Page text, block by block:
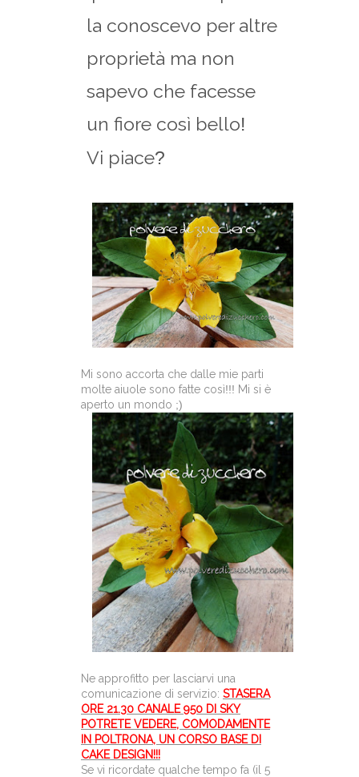
la conoscevo per altre
proprietà ma non
sapevo che facesse
un fiore così bello!
Vi piace?
Mi sono accorta che dalle mie parti
molte aiuole sono fatte così!!! Mi si è
aperto un mondo ;)
Ne approfitto per lasciarvi una
comunicazione di servizio: STASERA
ORE 21.30 CANALE 950 DI SKY
POTRETE VEDERE, COMODAMENTE
IN POLTRONA, UN CORSO BASE DI
CAKE DESIGN!!!
Se vi ricordate qualche tempo fa (il 5